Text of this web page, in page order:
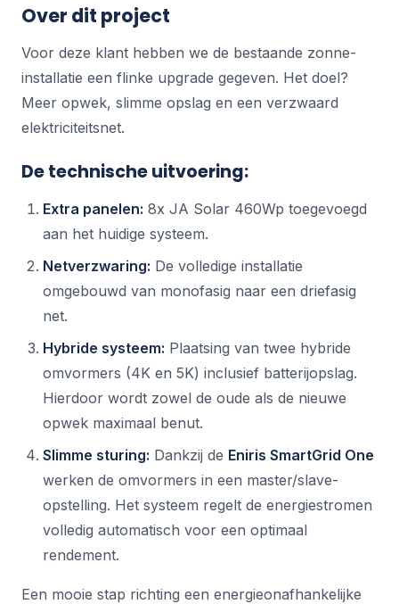
Over dit project
Voor deze klant hebben we de bestaande zonne-
installatie een flinke upgrade gegeven. Het doel?
Meer opwek, slimme opslag en een verzwaard
elektriciteitsnet.
De technische uitvoering:
Extra panelen: 8x JA Solar 460Wp toegevoegd
aan het huidige systeem.
Netverzwaring: De volledige installatie
omgebouwd van monofasig naar een driefasig
net.
Hybride systeem: Plaatsing van twee hybride
omvormers (4K en 5K) inclusief batterijopslag.
Hierdoor wordt zowel de oude als de nieuwe
opwek maximaal benut.
Slimme sturing: Dankzij de Eniris SmartGrid One
werken de omvormers in een master/slave-
opstelling. Het systeem regelt de energiestromen
volledig automatisch voor een optimaal
rendement.
Een mooie stap richting een energieonafhankelijke